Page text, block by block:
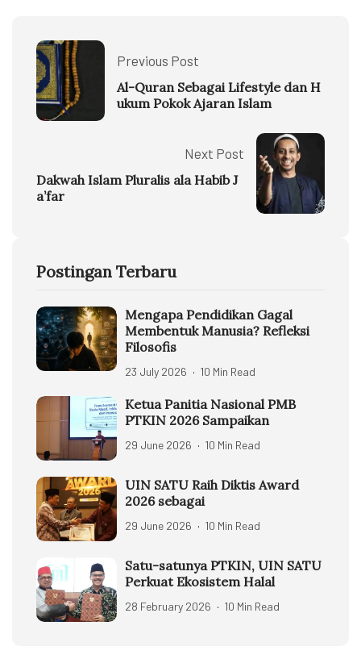
Previous Post
Al-Quran Sebagai Lifestyle dan H
ukum Pokok Ajaran Islam
Next Post
Dakwah Islam Pluralis ala Habib J
a’far
Postingan Terbaru
Mengapa Pendidikan Gagal
Membentuk Manusia? Refleksi
Filosofis
23 July 2026 10 Min Read
Ketua Panitia Nasional PMB
PTKIN 2026 Sampaikan
29 June 2026 10 Min Read
UIN SATU Raih Diktis Award
2026 sebagai
29 June 2026 10 Min Read
Satu-satunya PTKIN, UIN SATU
Perkuat Ekosistem Halal
28 February 2026 10 Min Read